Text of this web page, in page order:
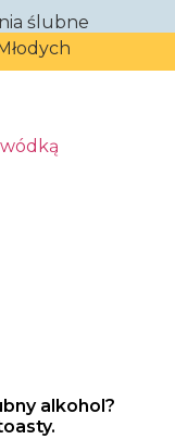
alkohol?